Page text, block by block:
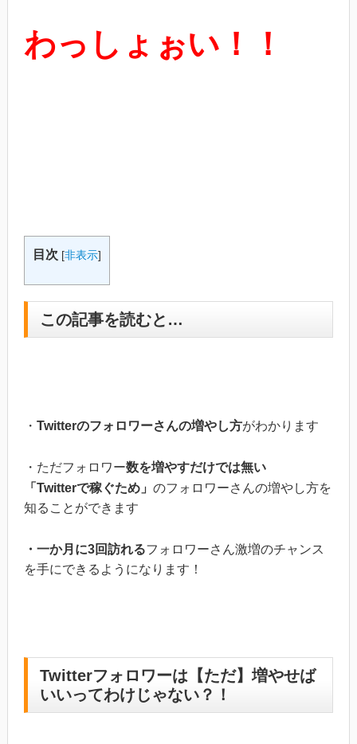
わっしょぉい！！
目次 [非表示]
この記事を読むと…
・ Twitterのフォロワーさんの増やし方がわかります
・ただフォロワー数を増やすだけでは無い
「Twitterで稼ぐため」 のフォロワーさんの増やし方を
知ることができます
・一か月に3回訪れるフォロワーさん激増のチャンス
を手にできるようになります！
Twitterフォロワーは【ただ】増やせば
いいってわけじゃない？！